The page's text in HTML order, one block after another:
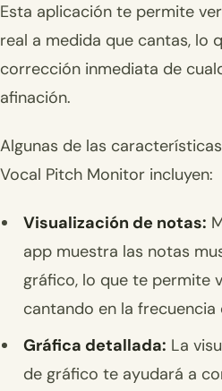
Esta aplicación te permite
real a medida que cantas, lo
corrección inmediata de
afinación.
Algunas de las
Vocal Pitch Monitor incluyen:
Visualización de notas:
app muestra las notas
gráfico, lo que te permite
cantando en la
Gráfica detallada: La
de gráfico te ayudará a